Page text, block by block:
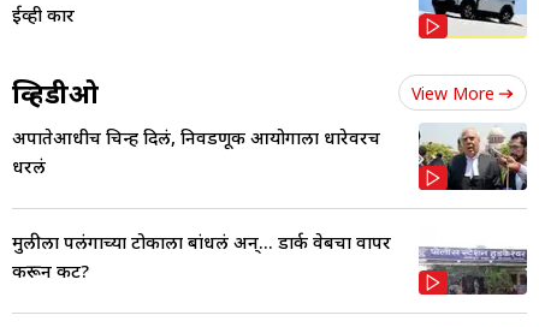
ईव्ही कार
व्हिडीओ View More
अपात्रतेआधीच चिन्ह दिलं, निवडणूक आयोगाला धारेवरच
धरलं
मुलीला पलंगाच्या टोकाला बांधलं अन्... डार्क वेबचा वापर
करून कट?